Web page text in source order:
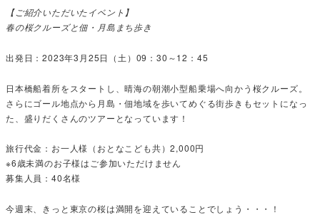
【ご紹介いただいたイベント】
春の桜クルーズと佃・月島まち歩き
出発日：2023年3月25日（土）09：30～12：45
日本橋船着所をスタートし、晴海の朝潮小型船乗場へ向かう桜クルーズ。
さらにゴール地点から月島・佃地域を歩いてめぐる街歩きもセットになっ
た、盛りだくさんのツアーとなっています！
旅行代金：お一人様（おとなこども共）2,000円
※6歳未満のお子様はご参加いただけません
募集人員：40名様
今週末、きっと東京の桜は満開を迎えていることでしょう・・・！